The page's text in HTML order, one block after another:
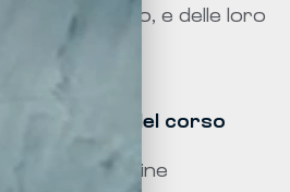
e delle loro
geografico.
alla fine del corso
in Discipline